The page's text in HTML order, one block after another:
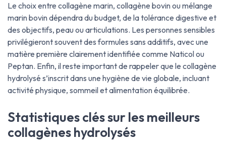
Le choix entre collagène marin, collagène bovin ou mélange
marin bovin dépendra du budget, de la tolérance digestive et
des objectifs, peau ou articulations. Les personnes sensibles
privilégieront souvent des formules sans additifs, avec une
matière première clairement identifiée comme Naticol ou
Peptan. Enfin, il reste important de rappeler que le collagène
hydrolysé s’inscrit dans une hygiène de vie globale, incluant
activité physique, sommeil et alimentation équilibrée.
Statistiques clés sur les meilleurs
collagènes hydrolysés